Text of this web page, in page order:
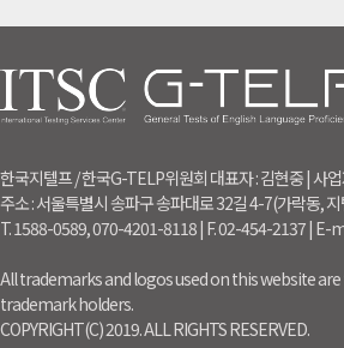
한국지텔프 / 한국G-TELP위원회 대표자 : 김현중 |
주소 : 서울특별시 송파구 송파대로 32길 4-7(가락동,
T. 1588-0589, 070-4201-8118 | F. 02-454-2137 |
All trademarks and logos used on this website
trademark holders.
COPYRIGHT(C) 2019. ALL RIGHTS RESERVED.